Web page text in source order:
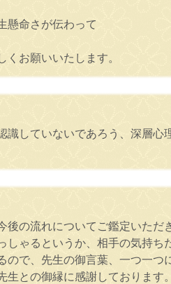
懸命さが伝わって
お願いいたします。
していないであろう、深層
の流れについてご鑑定いただ
しゃるというか、相手の気持
で、先生の御言葉、一つ一つ
との御縁に感謝しております。